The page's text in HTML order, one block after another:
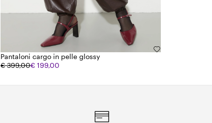
Pantaloni cargo in pelle glossy
€ 399,00€ 199,00